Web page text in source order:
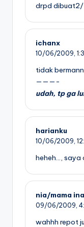
drpd dibuat2/
ichanx
10/06/2009,
tidak
———-
udah, tp ga
harianku
10/06/2009,
heheh…, saya
nia/mama ina
09/06/2009,
wahhh repot